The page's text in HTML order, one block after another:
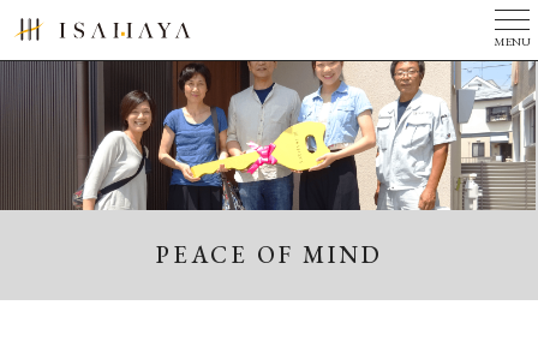
MENU
美しい家とは
完成写真集
３つのチカラ
現場ニュース
ニュース
PEACE OF MIND